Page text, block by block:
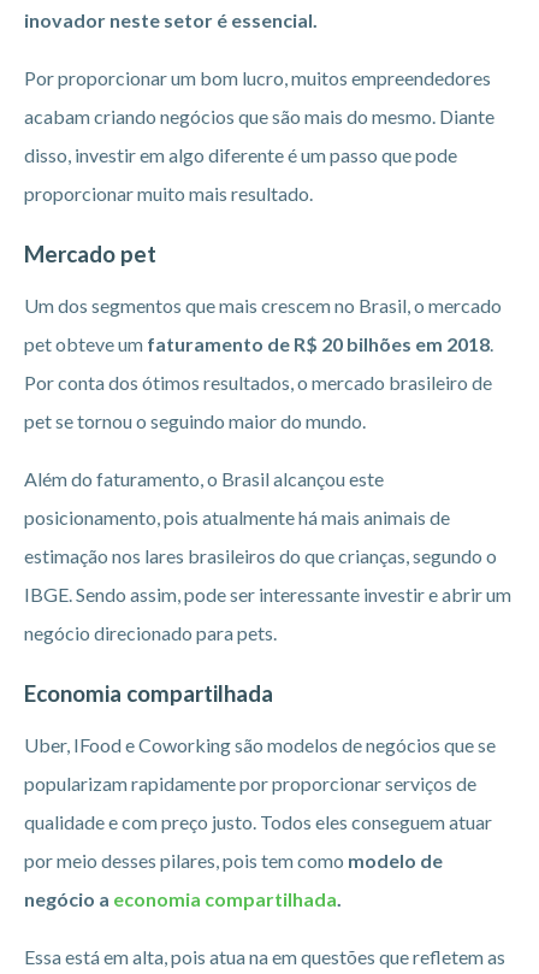
inovador neste setor é essencial.
Por proporcionar um bom lucro, muitos empreendedores
acabam criando negócios que são mais do mesmo. Diante
disso, investir em algo diferente é um passo que pode
proporcionar muito mais resultado.
Mercado pet
Um dos segmentos que mais crescem no Brasil, o mercado
pet obteve um faturamento de R$ 20 bilhões em 2018
Por conta dos ótimos resultados, o mercado brasileiro de
pet se tornou o seguindo maior do mundo.
Além do faturamento, o Brasil alcançou este
posicionamento, pois atualmente há mais animais de
estimação nos lares brasileiros do que crianças, segundo o
IBGE. Sendo assim, pode ser interessante investir e abrir um
negócio direcionado para pets.
Economia compartilhada
Uber, IFood e Coworking são modelos de negócios que se
popularizam rapidamente por proporcionar serviços de
qualidade e com preço justo. Todos eles conseguem atuar
por meio desses pilares, pois tem como modelo de
negócio a economia compartilhada
Essa está em alta, pois atua na em questões que refletem as